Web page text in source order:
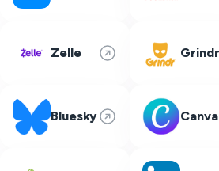
Zelle Grindr
Bluesky Canva